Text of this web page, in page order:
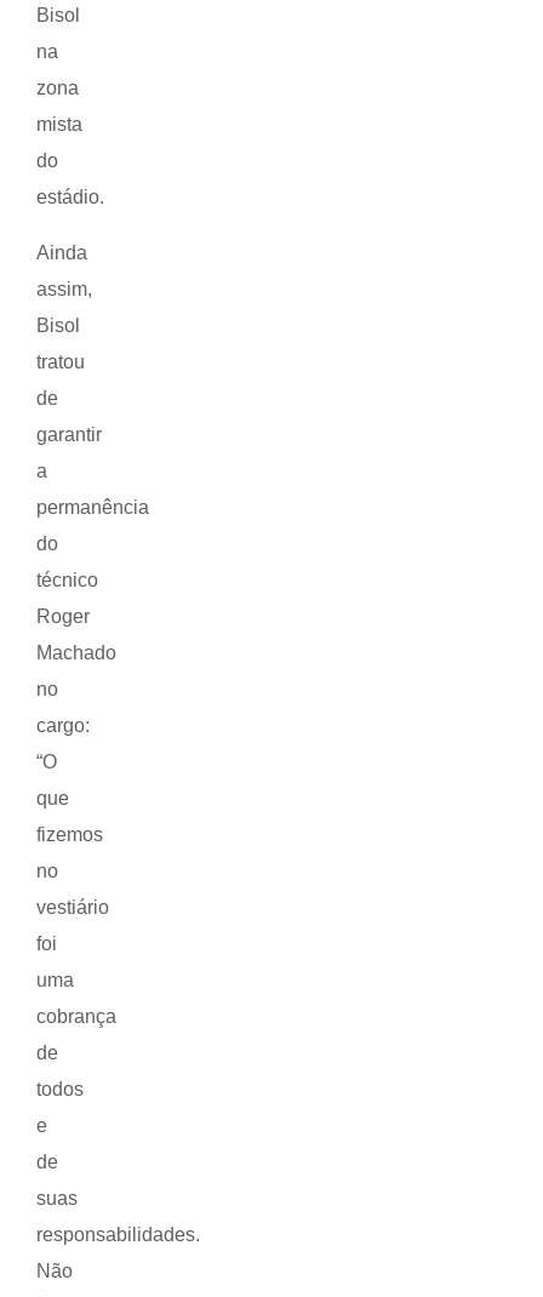
Bisol
na
zona
mista
do
estádio.
Ainda
assim,
Bisol
tratou
de
garantir
a
permanência
do
técnico
Roger
Machado
no
cargo:
“O
que
fizemos
no
vestiário
foi
uma
cobrança
de
todos
e
de
suas
responsabilidades.
Não